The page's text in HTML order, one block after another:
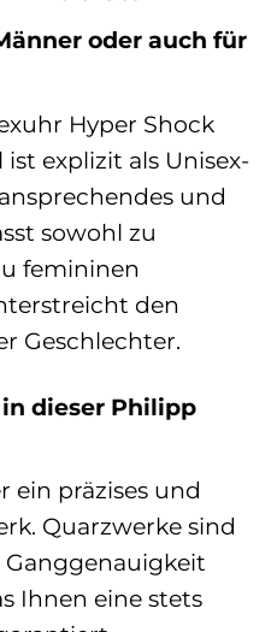
oder auch für
Hyper Shock
ist explizit als Unisex-
und
sowohl zu
femininen
den
Geschlechter.
dieser Philipp
ein präzises und
Quarzwerke sind
Ihnen eine stets